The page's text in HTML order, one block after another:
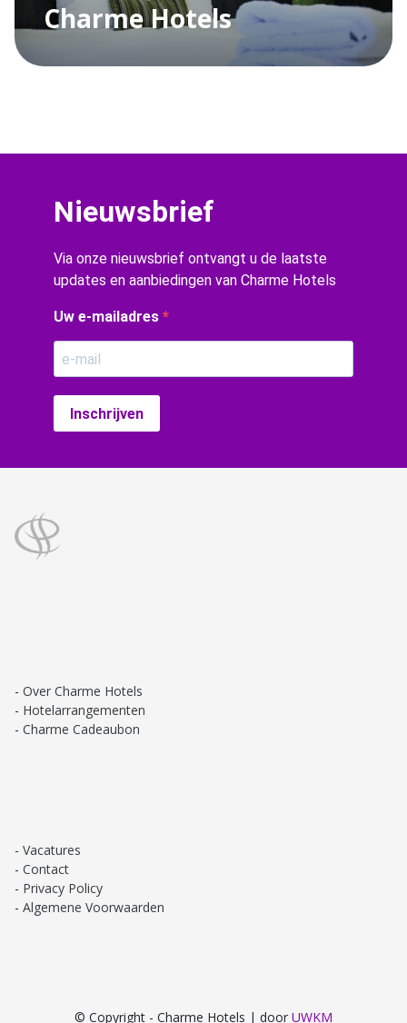
Charme Hotels
Nieuwsbrief
Via onze nieuwsbrief ontvangt u de laatste
updates en aanbiedingen van Charme Hotels
Uw e-mailadres
Inschrijven
Over Charme Hotels
Hotelarrangementen
Charme Cadeaubon
Vacatures
Contact
Privacy Policy
Algemene Voorwaarden
© Copyright - Charme Hotels | door UWKM